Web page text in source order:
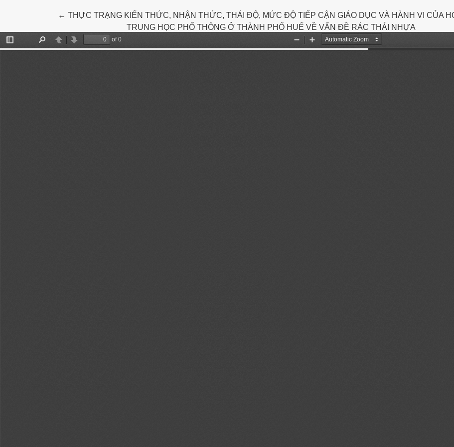
← Return to Article Details
THỰC TRẠNG KIẾN THỨC, NHẬN THỨC, THÁI ĐỘ, MỨC ĐỘ TIẾP CẬN GIÁO DỤC VÀ HÀNH VI CỦA
TRUNG HỌC PHỔ THÔNG Ở THÀNH PHỐ HUẾ VỀ VẤN ĐỀ RÁC THẢI NHỰA